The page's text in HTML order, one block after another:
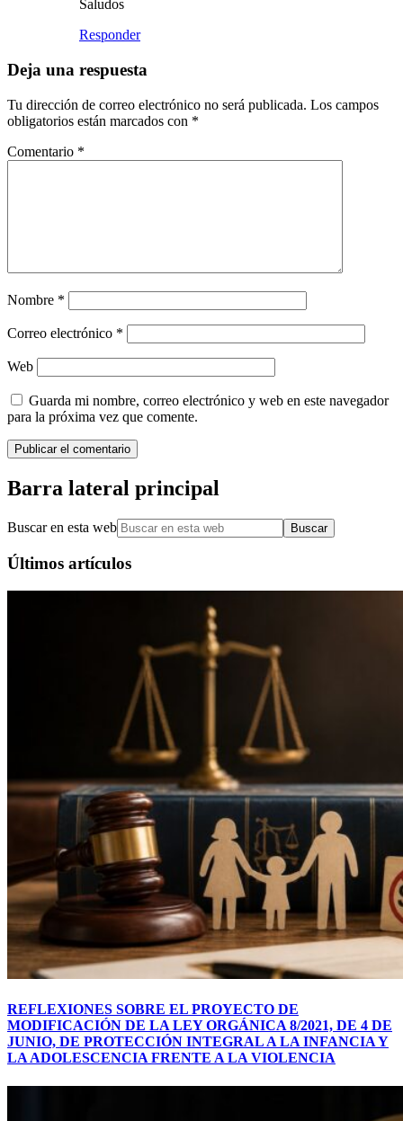
Saludos
Responder
Deja una respuesta
Tu dirección de correo electrónico no será publicada. Los campos
obligatorios están marcados con *
Comentario *
Nombre *
Correo electrónico *
Web
Guarda mi nombre, correo electrónico y web en este navegador
para la próxima vez que comente.
Barra lateral principal
Buscar en esta web
Últimos artículos
REFLEXIONES SOBRE EL PROYECTO DE
MODIFICACIÓN DE LA LEY ORGÁNICA 8/2021, DE 4 DE
JUNIO, DE PROTECCIÓN INTEGRAL A LA INFANCIA Y
LA ADOLESCENCIA FRENTE A LA VIOLENCIA